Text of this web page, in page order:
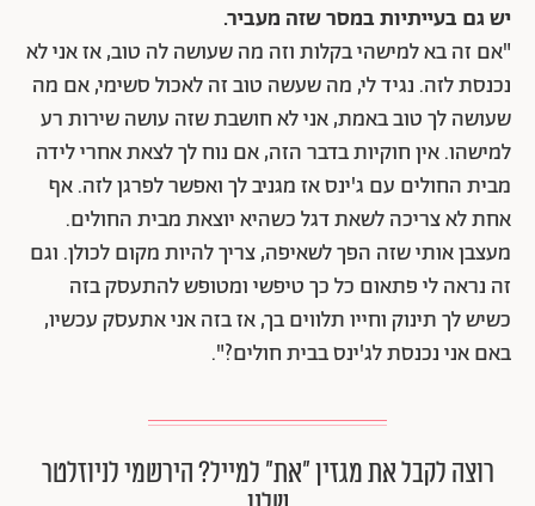
יש גם בעייתיות במסר שזה מעביר.
"אם זה בא למישהי בקלות וזה מה שעושה לה טוב, אז אני לא
נכנסת לזה. נגיד לי, מה שעשה טוב זה לאכול סשימי, אם מה
שעושה לך טוב באמת, אני לא חושבת שזה עושה שירות רע
למישהו. אין חוקיות בדבר הזה, אם נוח לך לצאת אחרי לידה
מבית החולים עם ג'ינס אז מגניב לך ואפשר לפרגן לזה. אף
אחת לא צריכה לשאת דגל כשהיא יוצאת מבית החולים.
מעצבן אותי שזה הפך לשאיפה, צריך להיות מקום לכולן. וגם
זה נראה לי פתאום כל כך טיפשי ומטופש להתעסק בזה
כשיש לך תינוק וחייו תלווים בך, אז בזה אני אתעסק עכשיו,
באם אני נכנסת לג'ינס בבית חולים?".
רוצה לקבל את מגזין ״את״ למייל? הירשמי לניוזלטר